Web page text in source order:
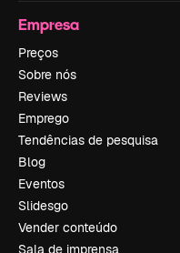
Empresa
Preços
Sobre nós
Reviews
Emprego
Tendências de pesquisa
Blog
Eventos
Slidesgo
Vender conteúdo
Sala de imprensa